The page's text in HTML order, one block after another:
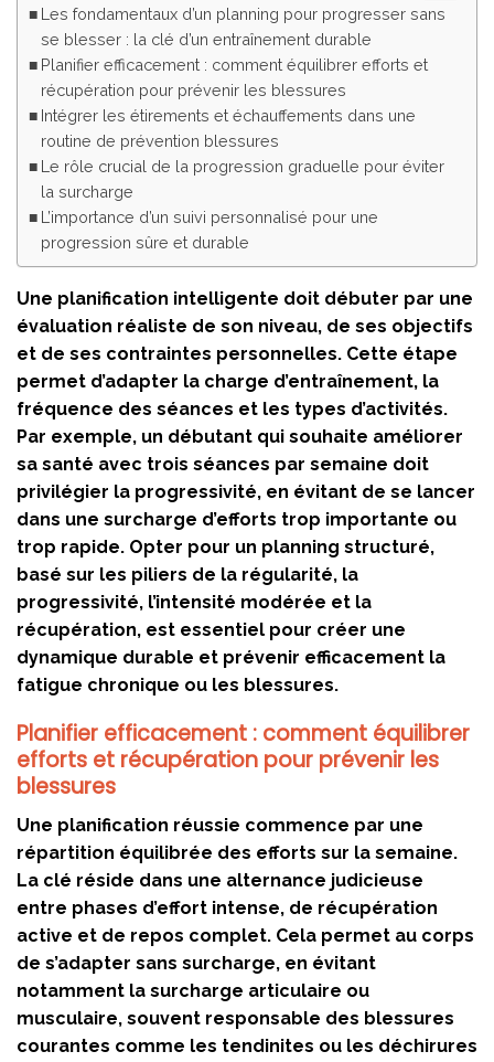
Les fondamentaux d’un planning pour progresser sans
se blesser : la clé d’un entraînement durable
Planifier efficacement : comment équilibrer efforts et
récupération pour prévenir les blessures
Intégrer les étirements et échauffements dans une
routine de prévention blessures
Le rôle crucial de la progression graduelle pour éviter
la surcharge
L’importance d’un suivi personnalisé pour une
progression sûre et durable
Une planification intelligente doit débuter par une
évaluation réaliste de son niveau, de ses objectifs
et de ses contraintes personnelles. Cette étape
permet d’adapter la charge d’entraînement, la
fréquence des séances et les types d’activités.
Par exemple, un débutant qui souhaite améliorer
sa santé avec trois séances par semaine doit
privilégier la progressivité, en évitant de se lancer
dans une surcharge d’efforts trop importante ou
trop rapide. Opter pour un planning structuré,
basé sur les piliers de la régularité, la
progressivité, l’intensité modérée et la
récupération, est essentiel pour créer une
dynamique durable et prévenir efficacement la
fatigue chronique ou les blessures.
Planifier efficacement : comment équilibrer
efforts et récupération pour prévenir les
blessures
Une planification réussie commence par une
répartition équilibrée des efforts sur la semaine.
La clé réside dans une alternance judicieuse
entre phases d’effort intense, de récupération
active et de repos complet. Cela permet au corps
de s’adapter sans surcharge, en évitant
notamment la surcharge articulaire ou
musculaire, souvent responsable des blessures
courantes comme les tendinites ou les déchirures